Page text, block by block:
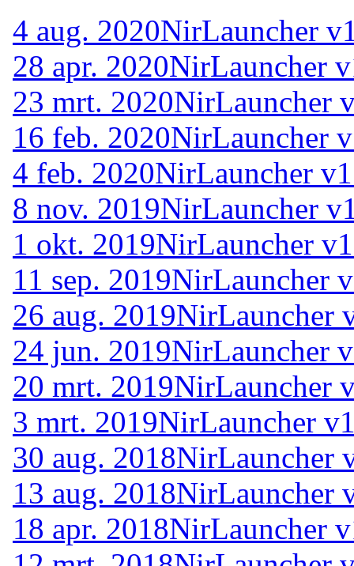
4 aug. 2020NirLauncher
28 apr. 2020NirLauncher
23 mrt. 2020NirLauncher
16 feb. 2020NirLauncher
4 feb. 2020NirLauncher
8 nov. 2019NirLauncher
1 okt. 2019NirLauncher
11 sep. 2019NirLauncher
26 aug. 2019NirLauncher
24 jun. 2019NirLauncher
20 mrt. 2019NirLauncher
3 mrt. 2019NirLauncher
30 aug. 2018NirLauncher
13 aug. 2018NirLauncher
18 apr. 2018NirLauncher